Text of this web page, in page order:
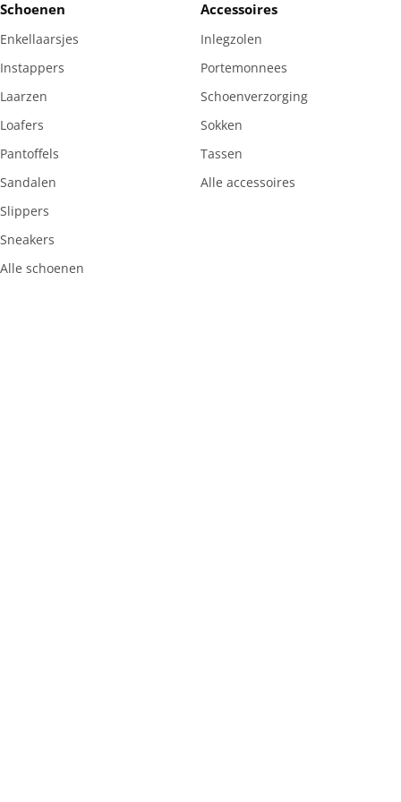
Schoenen
Enkellaarsjes
Instappers
Laarzen
Loafers
Pantoffels
Sandalen
Slippers
Sneakers
Alle schoenen
Accessoires
Inlegzolen
Portemonnees
Schoenverzorging
Sokken
Tassen
Alle accessoires